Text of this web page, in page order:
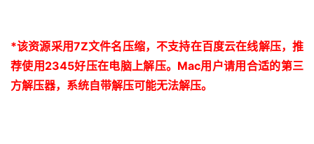
*该资源采用7Z文件名压缩，不支持在百度云在线解压，推
荐使用2345好压在电脑上解压。 Mac用户请用合适的第三
方解压器，系统自带解压可能无法解压。